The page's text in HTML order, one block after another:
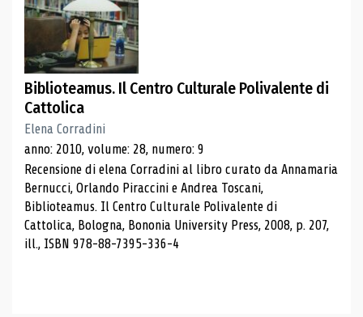
Biblioteamus. Il Centro Culturale Polivalente di
Cattolica
Elena Corradini
anno: 2010, volume: 28, numero: 9
Recensione di elena Corradini al libro curato da Annamaria
Bernucci, Orlando Piraccini e Andrea Toscani,
Biblioteamus. Il Centro Culturale Polivalente di
Cattolica, Bologna, Bononia University Press, 2008, p. 207,
ill., ISBN 978-88-7395-336-4